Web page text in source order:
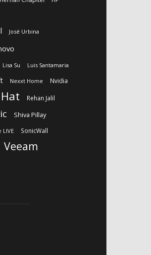
José Urbina
Lisa Su Luis Santamaria
Nexxt Home Nvidia
Rehan Jalil
Shiva Pillay
LIVE SonicWall
Veeam